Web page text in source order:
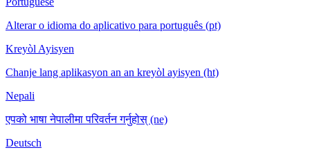
Alterar o idioma do aplicativo para português (pt)
Kreyòl Ayisyen
Chanje lang aplikasyon an an kreyòl ayisyen (ht)
Nepali
एपको भाषा नेपालीमा परिवर्तन गर्नुहोस् (ne)
Deutsch